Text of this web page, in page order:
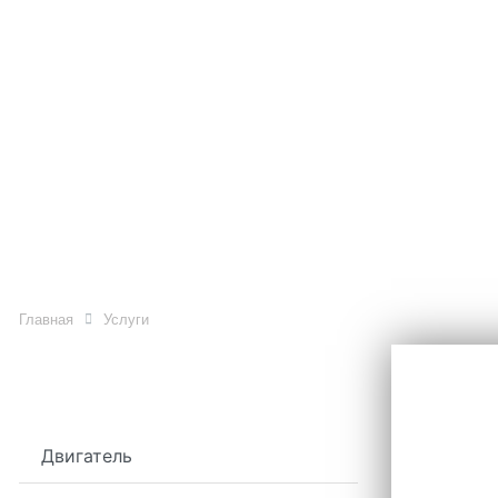
Главная Услуги
Двигатель